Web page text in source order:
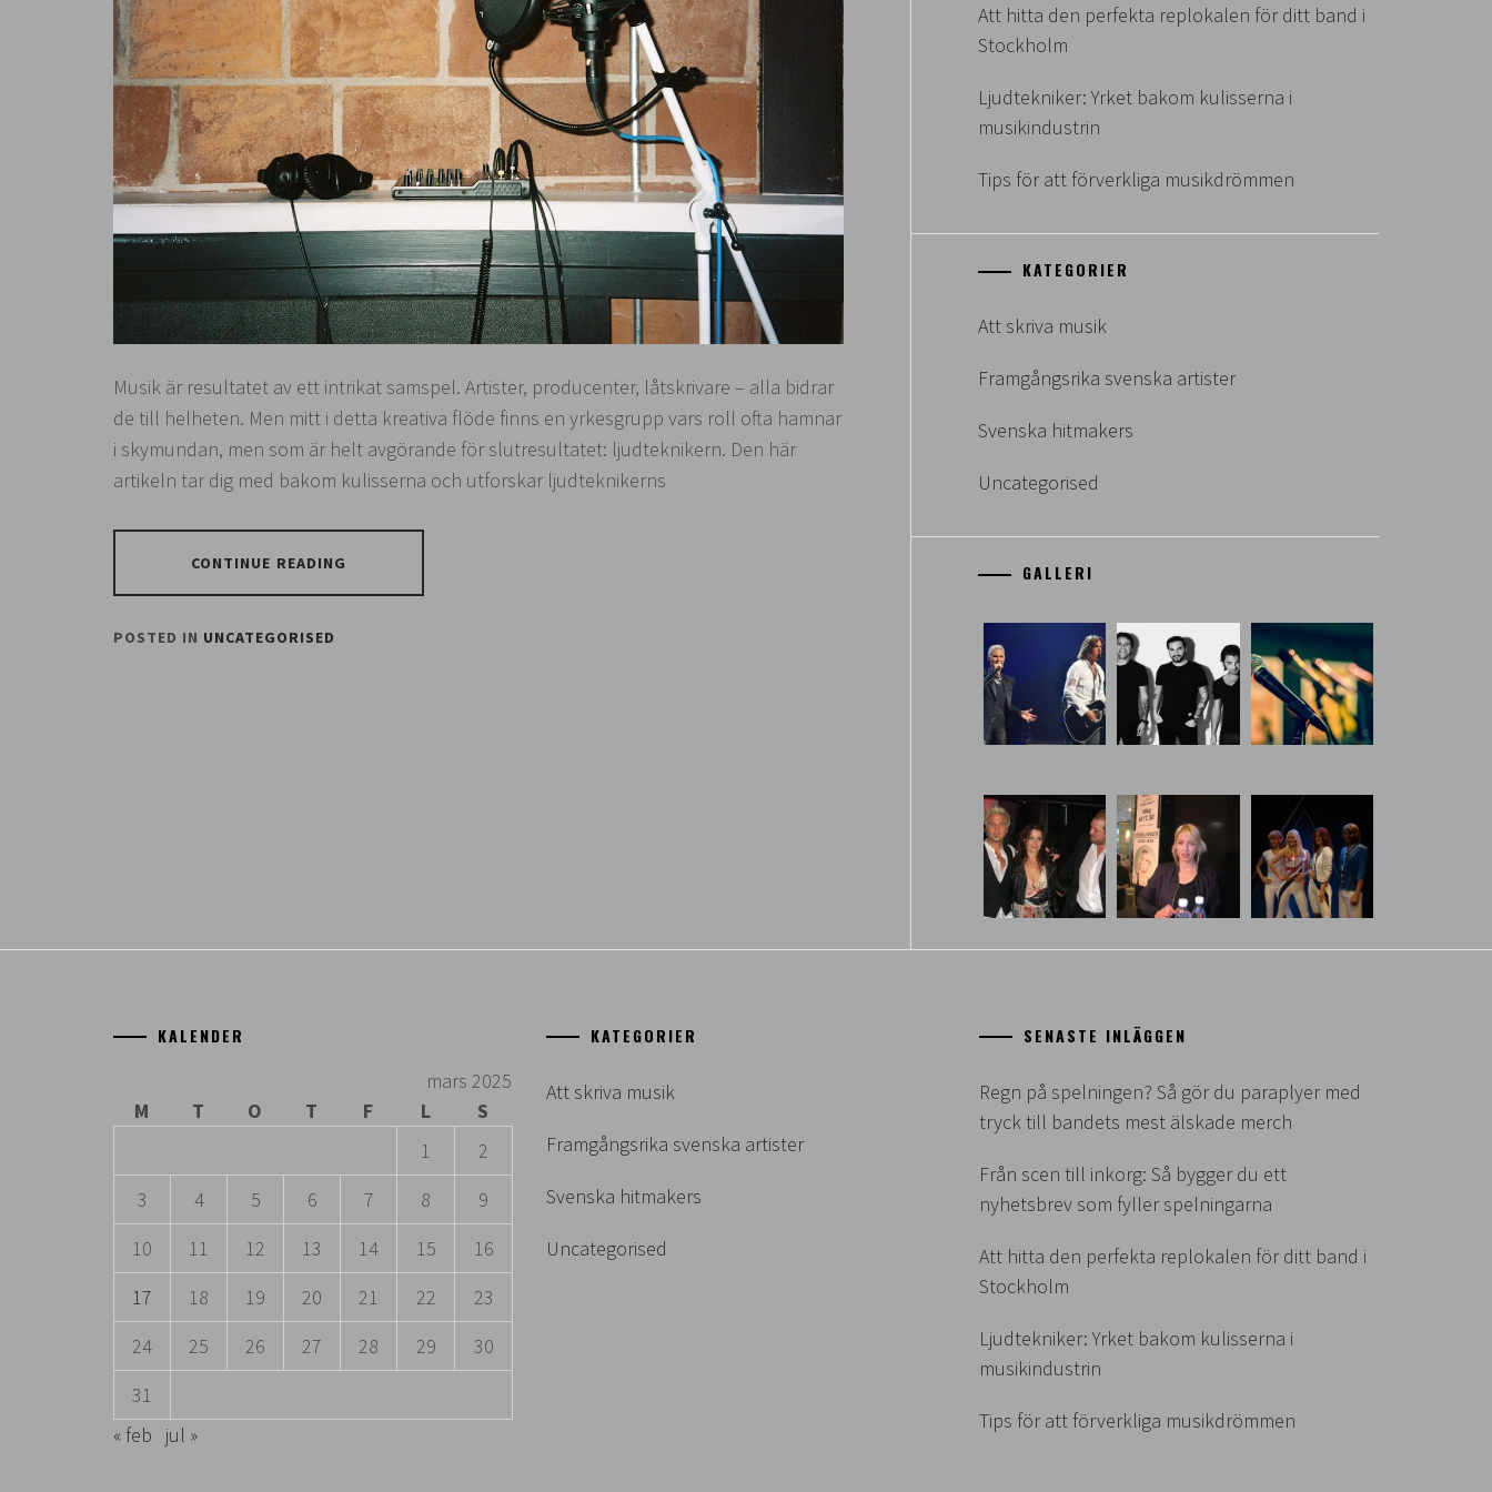
Musik är resultatet av ett intrikat samspel. Artister, producenter, låtskrivare – alla bidrar
de till helheten. Men mitt i detta kreativa flöde finns en yrkesgrupp vars roll ofta hamnar
i skymundan, men som är helt avgörande för slutresultatet: ljudteknikern. Den här
artikeln tar dig med bakom kulisserna och utforskar ljudteknikerns
CONTINUE READING
POSTED IN UNCATEGORISED
Att hitta den perfekta replokalen för ditt band i
Stockholm
Ljudtekniker: Yrket bakom kulisserna i
musikindustrin
Tips för att förverkliga musikdrömmen
KATEGORIER
Att skriva musik
Framgångsrika svenska artister
Svenska hitmakers
Uncategorised
GALLERI
KALENDER
mars 2025
M
T O T F L
S
1
2
3
4 5 6 7 8
9
10
11 12 13 14 15
16
17
18 19 20 21 22
23
24
25 26 27 28 29
30
31
« feb
jul »
KATEGORIER
Att skriva musik
Framgångsrika svenska artister
Svenska hitmakers
Uncategorised
SENASTE INLÄGGEN
Regn på spelningen? Så gör du paraplyer med
tryck till bandets mest älskade merch
Från scen till inkorg: Så bygger du ett
nyhetsbrev som fyller spelningarna
Att hitta den perfekta replokalen för ditt band i
Stockholm
Ljudtekniker: Yrket bakom kulisserna i
musikindustrin
Tips för att förverkliga musikdrömmen